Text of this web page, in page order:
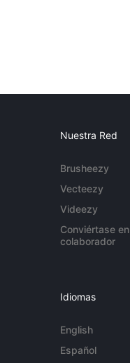
Nuestra Red
Brusheezy
Vecteezy
Videezy
Conviértase en
colaborador
Idiomas
English
Español